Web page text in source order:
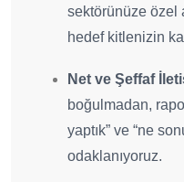
sektörünüze özel
hedef kitlenizin
Net ve Şeffaf
boğulmadan,
yaptık” ve “ne
odaklanıyoruz.